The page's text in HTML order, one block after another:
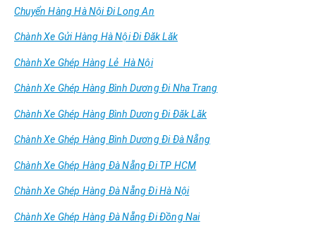
Chuyển Hàng Hà Nội Đi Long An
Chành Xe Gửi Hàng Hà Nội Đi Đăk Lăk
Chành Xe Ghép Hàng Lẻ Hà Nội
Chành Xe Ghép Hàng Bình Dương Đi Nha Trang
Chành Xe Ghép Hàng Bình Dương Đi Đăk Lăk
Chành Xe Ghép Hàng Bình Dương Đi Đà Nẵng
Chành Xe Ghép Hàng Đà Nẵng Đi TP HCM
Chành Xe Ghép Hàng Đà Nẵng Đi Hà Nội
Chành Xe Ghép Hàng Đà Nẵng Đi Đồng Nai